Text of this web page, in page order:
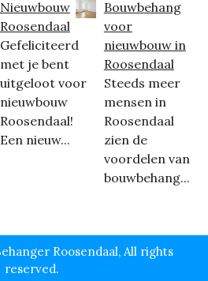
Nieuwbouw
Roosendaal
Gefeliciteerd
met je bent
uitgeloot voor
nieuwbouw
Roosendaal!
Een nieuw...
Bouwbehang
voor
nieuwbouw in
Roosendaal
Steeds meer
mensen in
Roosendaal
zien de
voordelen van
bouwbehang...
Roosendaal, All rights
reserved.